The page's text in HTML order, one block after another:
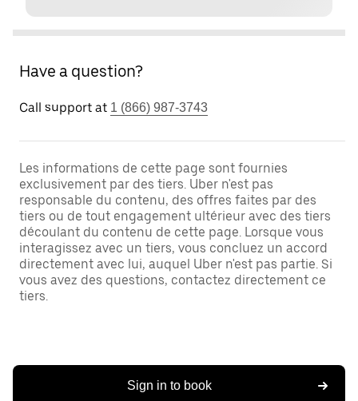
Have a question?
Call support at 1 (866) 987-3743
Les informations de cette page sont fournies
exclusivement par des tiers. Uber n'est pas
responsable du contenu, des offres faites par des
tiers ou de tout engagement ultérieur avec des tiers
découlant du contenu de cette page. Lorsque vous
interagissez avec un tiers, vous concluez un accord
directement avec lui, auquel Uber n'est pas partie. Si
vous avez des questions, contactez directement ce
tiers.
Sign in to book